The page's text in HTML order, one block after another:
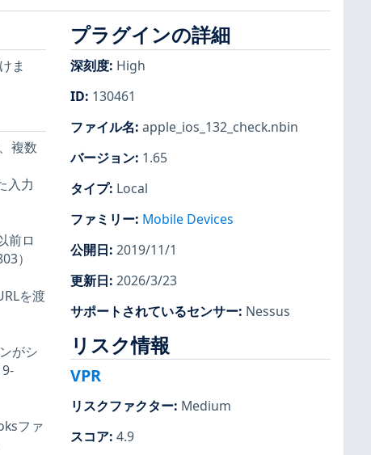
ま
複数
入力
前ロ
）
を渡
がシ
ファ
プラグインの詳細
深刻度: High
ID: 130461
ファイル名: apple_ios_132_check.nbin
バージョン: 1.65
タイプ: Local
ファミリー: Mobile Devices
公開日: 2019/11/1
更新日: 2026/3/23
サポートされているセンサー: Nessus
リスク情報
VPR
リスクファクター: Medium
スコア: 4.9